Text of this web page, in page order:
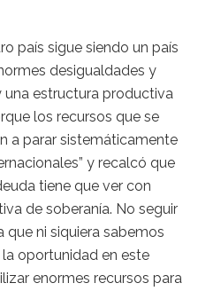
país sigue siendo un país
desigualdades y
una estructura productiva
los recursos que se
a parar sistemáticamente
y recalcó que
tiene que ver con
de soberanía. No seguir
ni siquiera sabemos
oportunidad en este
enormes recursos para